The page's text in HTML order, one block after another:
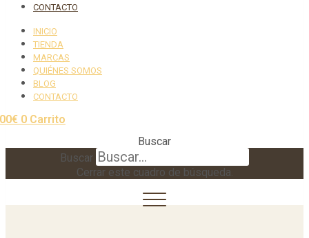
CONTACTO
INICIO
TIENDA
MARCAS
QUIÉNES SOMOS
BLOG
CONTACTO
€ 0 Carrito
Buscar
Buscar
Cerrar este cuadro de búsqueda.